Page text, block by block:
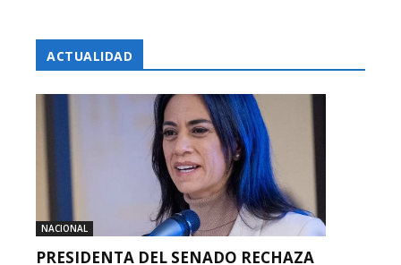
ACTUALIDAD
NACIONAL
PRESIDENTA DEL SENADO RECHAZA